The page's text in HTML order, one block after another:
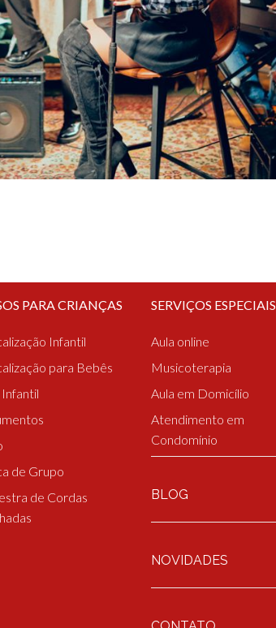
PARA CRIANÇAS
Infantil
para Bebês
de Grupo
de Cordas
SERVIÇOS ESPECIAIS
Aula online
Musicoterapia
Aula em Domicílio
Atendimento em
Condomínio
BLOG
NOVIDADES